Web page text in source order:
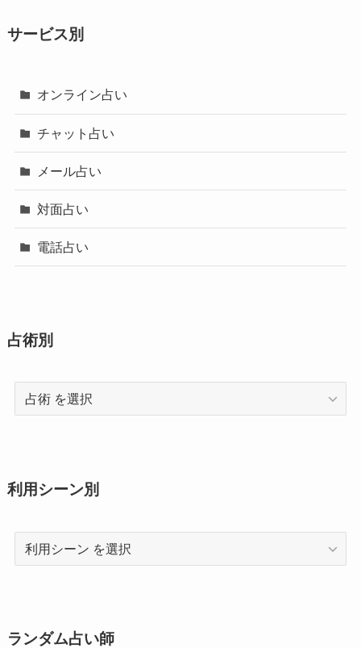
サービス別
オンライン占い
チャット占い
メール占い
対面占い
電話占い
占術別
術
利用シーン別
利
用
ン
ランダム占い師